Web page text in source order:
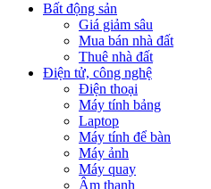
Bất động sản
Giá giảm sâu
Mua bán nhà đất
Thuê nhà đất
Điện tử, công nghệ
Điện thoại
Máy tính bảng
Laptop
Máy tính để bàn
Máy ảnh
Máy quay
Âm thanh